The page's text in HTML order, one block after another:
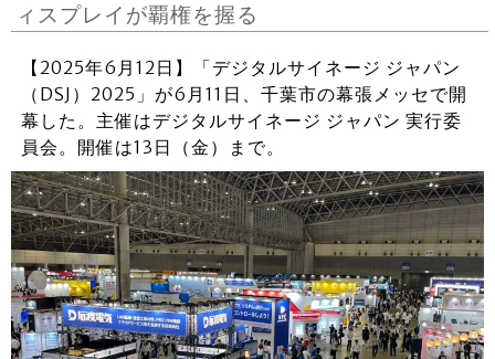
ィスプレイが覇権を握る
【2025年6月12日】「デジタルサイネージ ジャパン
（DSJ）2025」が6月11日、千葉市の幕張メッセで開
幕した。主催はデジタルサイネージ ジャパン 実行委
員会。開催は13日（金）まで。